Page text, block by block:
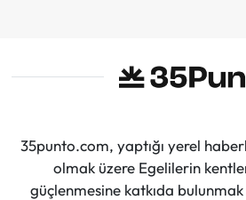
35punto.com, yaptığı yerel
olmak üzere Egelilerin
güçlenmesine katkıda bulunmak